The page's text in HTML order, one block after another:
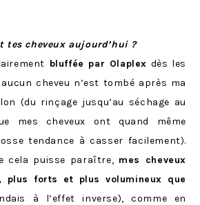
tes cheveux aujourd’hui ?
bluffée par Olaplex dès les
cheveu n’est tombé après ma
(du rinçage jusqu’au séchage au
mes cheveux ont quand même
tendance à casser facilement).
cela puisse paraître, mes cheveux
plus forts et plus volumineux que
à l’effet inverse), comme en